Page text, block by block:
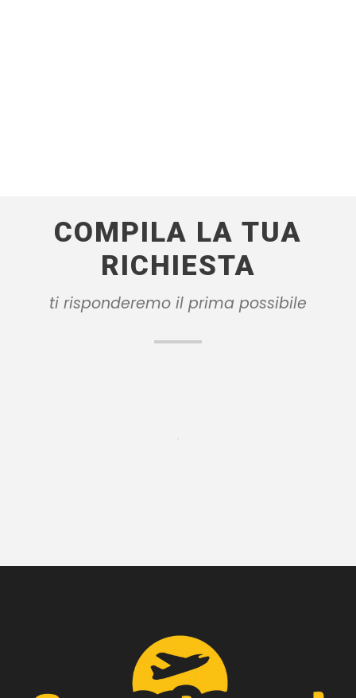
COMPILA LA TUA
RICHIESTA
ti risponderemo il prima possibile